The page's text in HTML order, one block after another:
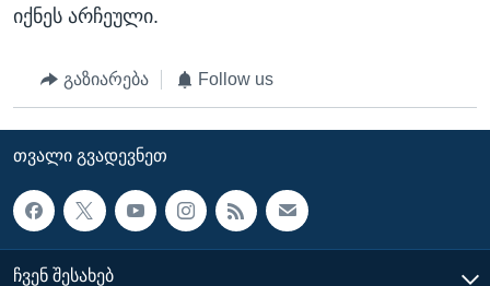
იქნეს არჩეული.
გაზიარება Follow us
ᲗᲕᲐᲚᲘ ᲒᲕᲐᲓᲔᲕᲜᲔᲗ
ᲩᲕᲔᲜ ᲨᲔᲡᲐᲮᲔᲑ